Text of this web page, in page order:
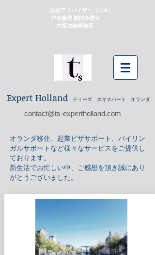
法的アドバイザー（日本）
戸谷嘉秀 顧問弁護士
​ 六葉法律事務所
Expert Holland ティーズ エキスパート オランダ
contact@ts-expertholland.com
オランダ移住、起業ビザサポート、バイリン
ガルサポートなど様々なサービスをご提供し
ております。
新生活でお忙しい中、ご感想を頂き誠にあり
がとうございました。